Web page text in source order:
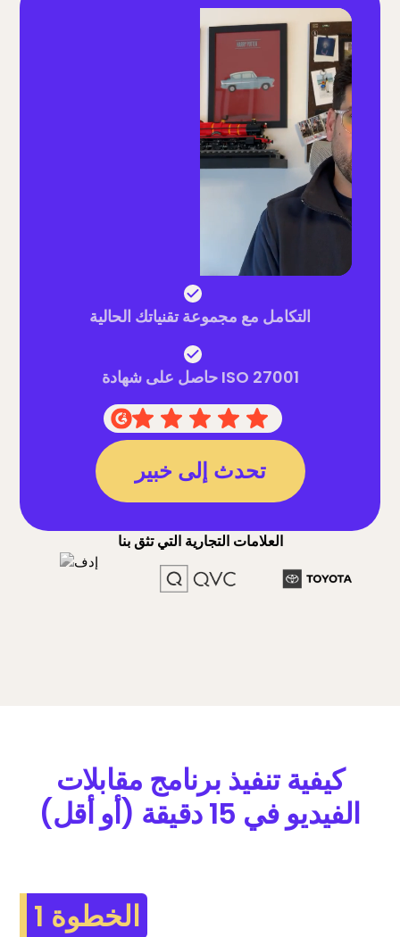
التكامل مع مجموعة تقنياتك الحالية
حاصل على شهادة ISO 27001
تحدث إلى خبير
العلامات التجارية التي تثق بنا
كيفية تنفيذ برنامج مقابلات
الفيديو في 15 دقيقة (أو أقل)
الخطوة 1